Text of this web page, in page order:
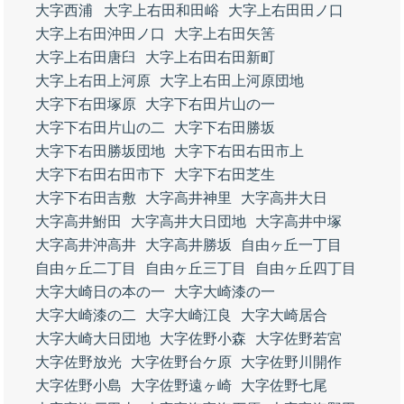
大字西浦 大字上右田和田峪
大字上右田田ノ口
大字上右田沖田ノ口
大字上右田矢筈
大字上右田唐臼
大字上右田右田新町
大字上右田上河原
大字上右田上河原団地
大字下右田塚原
大字下右田片山の一
大字下右田片山の二
大字下右田勝坂
大字下右田勝坂団地
大字下右田右田市上
大字下右田右田市下
大字下右田芝生
大字下右田吉敷
大字高井神里
大字高井大日
大字高井鮒田
大字高井大日団地
大字高井中塚
大字高井沖高井
大字高井勝坂
自由ヶ丘一丁目
自由ヶ丘二丁目
自由ヶ丘三丁目
自由ヶ丘四丁目
大字大崎日の本の一
大字大崎漆の一
大字大崎漆の二
大字大崎江良
大字大崎居合
大字大崎大日団地
大字佐野小森
大字佐野若宮
大字佐野放光
大字佐野台ケ原
大字佐野川開作
大字佐野小島
大字佐野遠ヶ崎
大字佐野七尾